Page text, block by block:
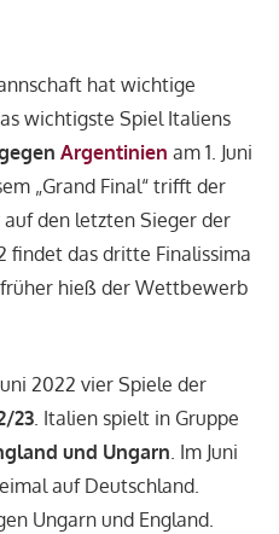
hat wichtige
wichtigste Spiel Italiens
Argentinien am 1. Juni
„Grand Final“ trifft der
den letzten Sieger der
findet das dritte Finalissima
früher hieß der Wettbewerb
2022 vier Spiele der
23. Italien spielt in Gruppe
und Ungarn. Im Juni
auf Deutschland.
Ungarn und England.